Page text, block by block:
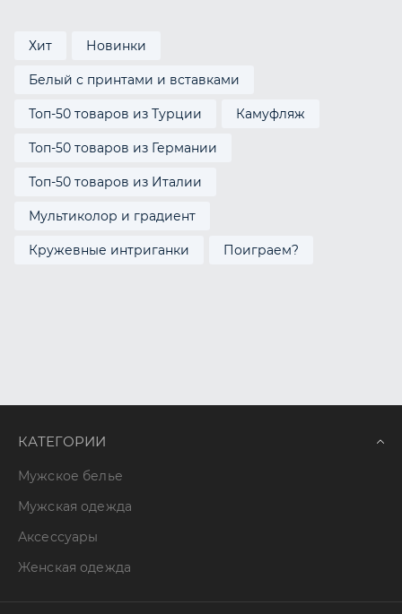
Хит Новинки
Белый с принтами и вставками
Топ-50 товаров из Турции Камуфляж
Топ-50 товаров из Германии
Топ-50 товаров из Италии
Мультиколор и градиент
Кружевные интриганки Поиграем?
КАТЕГОРИИ
Мужское белье
Мужская одежда
Аксессуары
Женская одежда